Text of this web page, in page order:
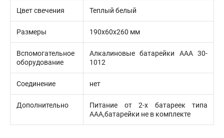
Цвет свечения Теплый белый
Размеры 190х60х260 мм
Вспомогательное
оборудование
Алкалиновые батарейки AAA 30-
1012
Соединение нет
Дополнительно
Питание от 2-х батареек типа
AAA,батарейки не в комплекте